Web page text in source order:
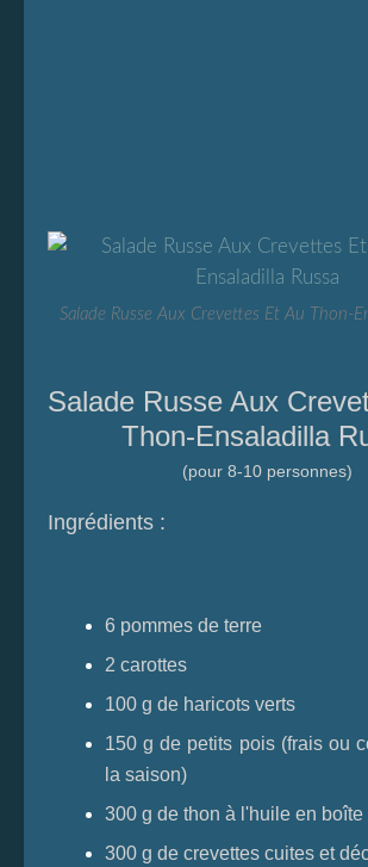
Salade Russe Aux Crevettes Et Au Thon-
Salade Russe Aux
Thon-Ensaladilla
(pour 8-10 personnes)
Ingrédients :
6 pommes de terre
2 carottes
100 g de haricots verts
150 g de petits pois (frais ou
la saison)
300 g de thon à l'huile en boîte
300 g de crevettes cuites et